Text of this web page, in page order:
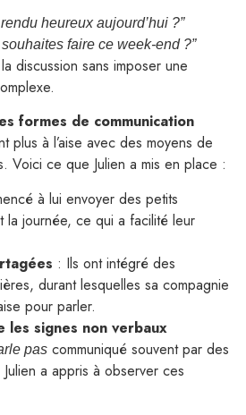
rendu heureux aujourd’hui ?”
souhaites faire ce week-end ?”
discussion sans imposer une
formes de communication
plus à l’aise avec des moyens de
Voici ce que Julien a mis en place :
à lui envoyer des petits
la journée, ce qui a facilité leur
: Ils ont intégré des
durant lesquelles sa compagnie
pour parler.
les signes non verbaux
pas communiqué souvent par des
a appris à observer ces